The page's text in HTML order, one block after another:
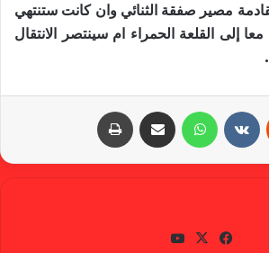
مصير صفقة الثنائي وان كانت ستنتهي
معا إلى القلعة الحمراء ام سينتصر الانتقال
واتساب
في
X